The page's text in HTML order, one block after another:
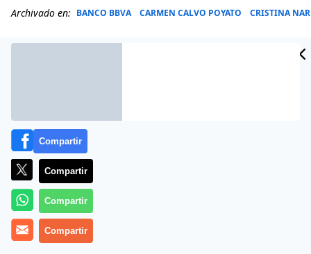
Archivado en: BANCO BBVA CARMEN CALVO POYATO CRISTINA
La mitad de los miembros de la Ejecutiva Federal del
Compartir
Compartir
Compartir
Compartir